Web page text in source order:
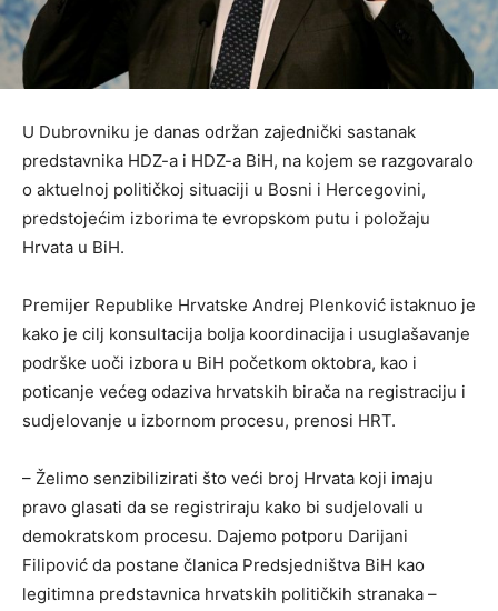
U Dubrovniku je danas održan zajednički sastanak
predstavnika HDZ-a i HDZ-a BiH, na kojem se razgovaralo
o aktuelnoj političkoj situaciji u Bosni i Hercegovini,
predstojećim izborima te evropskom putu i položaju
Hrvata u BiH.
Premijer Republike Hrvatske Andrej Plenković istaknuo je
kako je cilj konsultacija bolja koordinacija i usuglašavanje
podrške uoči izbora u BiH početkom oktobra, kao i
poticanje većeg odaziva hrvatskih birača na registraciju i
sudjelovanje u izbornom procesu, prenosi HRT.
– Želimo senzibilizirati što veći broj Hrvata koji imaju
pravo glasati da se registriraju kako bi sudjelovali u
demokratskom procesu. Dajemo potporu Darijani
Filipović da postane članica Predsjedništva BiH kao
legitimna predstavnica hrvatskih političkih stranaka –